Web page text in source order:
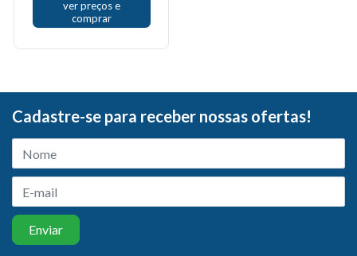
ver preços e
comprar
Cadastre-se para receber nossas ofertas!